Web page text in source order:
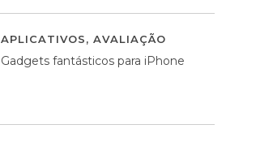
APLICATIVOS, AVALIAÇÃO
Gadgets fantásticos para iPhone